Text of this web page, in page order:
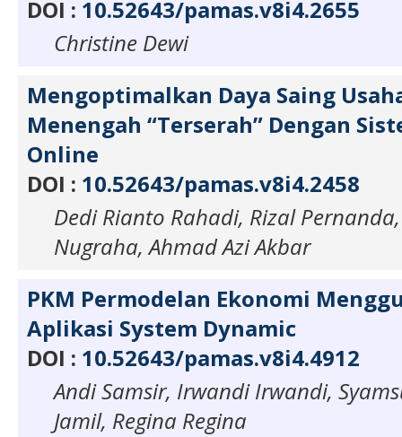
DOI : 10.52643/pamas.v8i4.2655
Christine Dewi
Mengoptimalkan Daya Saing
Menengah “Terserah” Dengan
Online
DOI : 10.52643/pamas.v8i4.2458
Dedi Rianto Rahadi, Rizal
Nugraha, Ahmad Azi Akbar
PKM Permodelan Ekonomi
Aplikasi System Dynamic
DOI : 10.52643/pamas.v8i4.4912
Andi Samsir, Irwandi Irwandi,
Jamil, Regina Regina